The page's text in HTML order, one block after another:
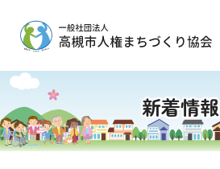
新着情報